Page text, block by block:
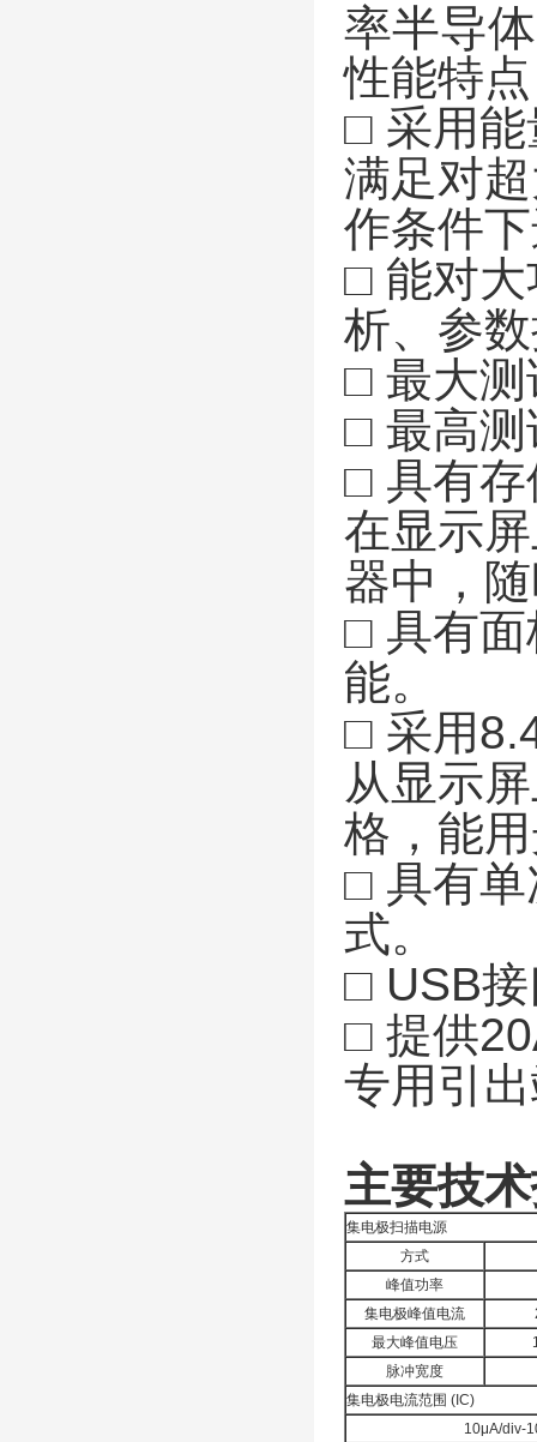
率半导
性能特点
□ 采用
满足对
作条件
□ 能对
析、参
□ 最大
□ 最高
□ 具有
在显示
器中，
□ 具有
能。
□ 采用
从显示
格，能
□ 具有
式。
□ USB
□ 提供
专用引
主要技
集电极扫描电源
方式
峰值功率
集电极峰值电流
最大峰值电压
脉冲宽度
集电极电流范围 (IC)
10μA/div-